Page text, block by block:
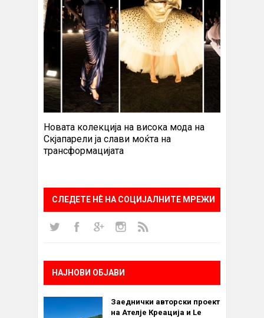
Новата колекција на висока мода на
Скјапарели ја слави моќта на
трансформацијата
СЛЕДЕТЕ НÈ НА СОЦИЈАЛНИТЕ МРЕЖИ
НАЈНОВИ ОБЈАВИ
Заеднички авторски проект
на Ателје Креација и Le